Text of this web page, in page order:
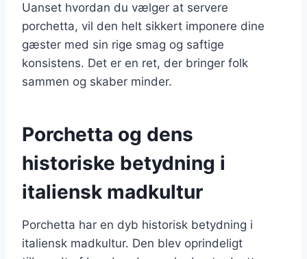
Uanset hvordan du vælger at servere
porchetta, vil den helt sikkert imponere dine
gæster med sin rige smag og saftige
konsistens. Det er en ret, der bringer folk
sammen og skaber minder.
Porchetta og dens
historiske betydning i
italiensk madkultur
Porchetta har en dyb historisk betydning i
italiensk madkultur. Den blev oprindeligt